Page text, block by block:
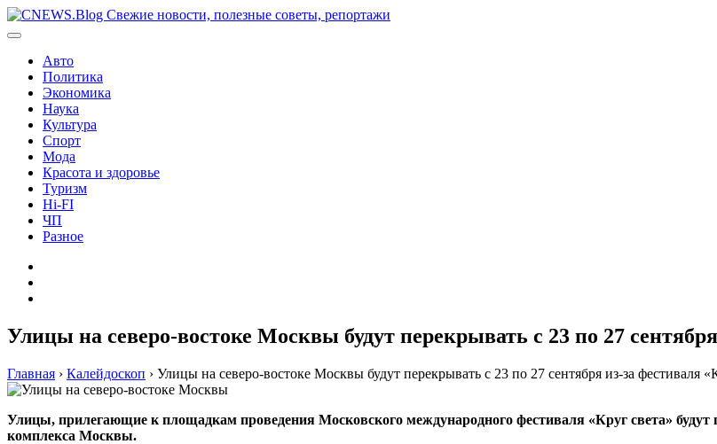
Перейти
к
Авто
Политика
Экономика
Наука
Культура
Спорт
Мода
Красота и здоровье
Туризм
Hi-FI
ЧП
Разное
Улицы на северо-востоке Москвы будут перекрывать с 23 по 27
Главная › Калейдоскоп › Улицы на северо-востоке Москвы будут перекрывать с 23 по 27 сентября из-за фестиваля
Улицы, прилегающие к площадкам проведения Московского международного фестиваля «Круг света» будут
комплекса Москвы.